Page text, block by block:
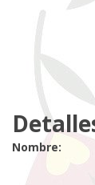
Nombre: